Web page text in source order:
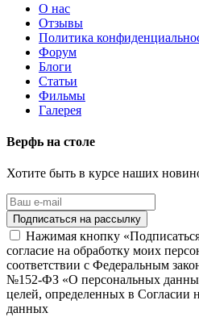
О нас
Отзывы
Политика
Форум
Блоги
Статьи
Фильмы
Галерея
Верфь на столе
Хотите быть в курсе наших
Нажимая кнопку
согласие на обработку моих
соответствии с Федеральным
№152-ФЗ «О персональных
целей, определенных в Согласии
данных